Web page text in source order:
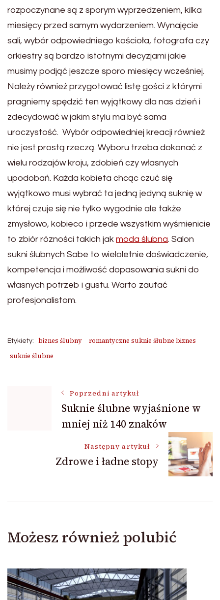
rozpoczynane są z sporym wyprzedzeniem, kilka
miesięcy przed samym wydarzeniem. Wynajęcie
sali, wybór odpowiedniego kościoła, fotografa czy
orkiestry są bardzo istotnymi decyzjami jakie
musimy podjąć jeszcze sporo miesięcy wcześniej.
Należy również przygotować listę gości z którymi
pragniemy spędzić ten wyjątkowy dla nas dzień i
zdecydować w jakim stylu ma być sama
uroczystość. Wybór odpowiedniej kreacji również
nie jest prostą rzeczą. Wyboru trzeba dokonać z
wielu rodzajów kroju, zdobień czy własnych
upodobań. Każda kobieta chcąc czuć się
wyjątkowo musi wybrać ta jedną jedyną suknię w
której czuje się nie tylko wygodnie ale także
zmysłowo, kobieco i przede wszystkim wyśmienicie
to zbiór rózności takich jak moda ślubna. Salon
sukni ślubnych Sabe to wieloletnie doświadczenie,
kompetencja i możliwość dopasowania sukni do
własnych potrzeb i gustu. Warto zaufać
profesjonalistom.
Etykiety: biznes ślubny
romantyczne suknie śłubne biznes
suknie ślubne
Nawigacja
wpisu
Poprzedni artykuł
Suknie ślubne wyjaśnione w
mniej niż 140 znaków
Następny artykuł
Zdrowe i ładne stopy
Możesz również polubić